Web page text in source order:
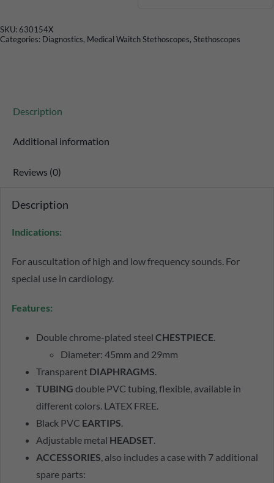
SKU:630154X
Categories: Diagnostics, Medical Waitch Stethoscopes, Stethoscopes
Description
Additional information
Reviews (0)
Description
Indications:
For auscultation of high and low frequency sounds. For
special use in cardiology.
Features:
Double chrome-plated steel CHESTPIECE.
Diameter: 45mm and 29mm
Transparent DIAPHRAGMS.
TUBING double PVC tubing, flexible, available in
different colors. LATEX FREE.
Black PVC EARTIPS.
Adjustable metal HEADSET.
ACCESSORIES, also includes a case with 7 additional
spare parts: